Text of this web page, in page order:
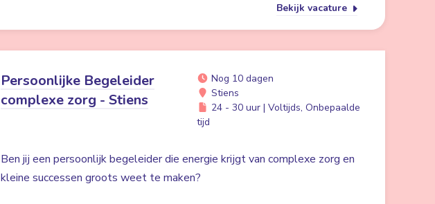
Bekijk vacature
Persoonlijke Begeleider
complexe zorg - Stiens
Nog 10 dagen
Stiens
24 - 30 uur | Voltijds, Onbepaalde
tijd
Ben jij een persoonlijk begeleider die energie krijgt van complexe zorg en
kleine successen groots weet te maken?